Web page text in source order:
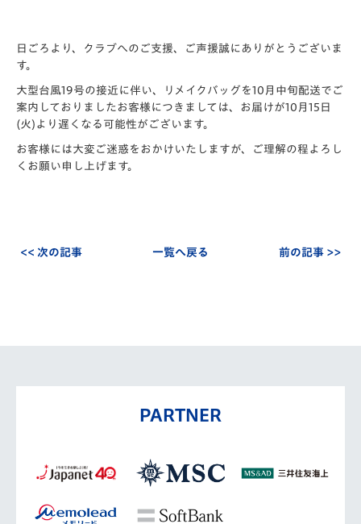
日ごろより、クラブへのご支援、ご声援誠にありがとうございま
す。
大型台風19号の接近に伴い、リメイクバッグを10月中旬配送でご
案内しておりましたお客様につきましては、お届けが10月15日
(火)より遅くなる可能性がございます。
お客様には大変ご迷惑をおかけいたしますが、ご理解の程よろし
くお願い申し上げます。
<< 次の記事 一覧へ戻る 前の記事 >>
PARTNER